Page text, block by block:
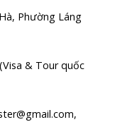
Phường Láng
& Tour quốc